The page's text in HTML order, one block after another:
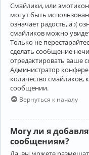
Смайлики, или
могут быть
означает радость, а :(
смайликов можно
Только не
сделать сообщение
отредактировать ваше
Администратор
количество смайликов,
сообщении.
Вернуться к началу
Могу ли я
сообщениям?